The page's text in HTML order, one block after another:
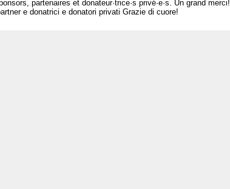
partenaires et donateur·trice·s privé·e·s. Un grand merci!
e donatrici e donatori privati Grazie di cuore!